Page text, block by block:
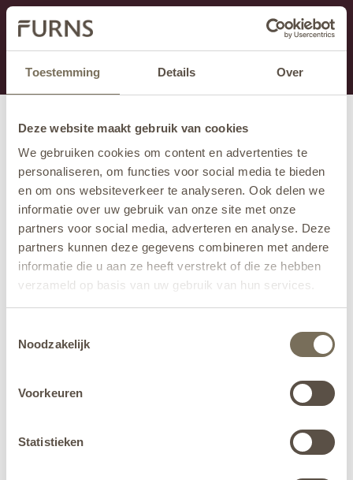
Toestemming Details Over
Deze website maakt gebruik van cookies
We gebruiken cookies om content en advertenties te
personaliseren, om functies voor social media te bieden
en om ons websiteverkeer te analyseren. Ook delen we
informatie over uw gebruik van onze site met onze
partners voor social media, adverteren en analyse. Deze
partners kunnen deze gegevens combineren met andere
informatie die u aan ze heeft verstrekt of die ze hebben
verzameld op basis van uw gebruik van hun services.
jehier.
Noodzakelijk
Voorkeuren
Statistieken
Dit onderdeel is momenteel in onderhoud.
Als je informatie mist kun je ons bellen +31 413 274
168 of mailen
info@furns.com